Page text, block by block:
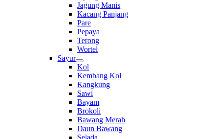
Jagung Manis
Kacang Panjang
Pare
Pepaya
Terong
Wortel
Sayur
Kol
Kembang Kol
Kangkung
Sawi
Bayam
Brokoli
Bawang Merah
Daun Bawang
Selada